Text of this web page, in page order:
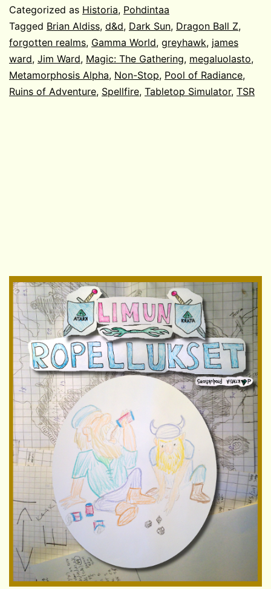
Categorized as Historia, Pohdintaa
Tagged Brian Aldiss, d&d, Dark Sun, Dragon Ball Z,
forgotten realms, Gamma World, greyhawk, james
ward, Jim Ward, Magic: The Gathering, megaluolasto,
Metamorphosis Alpha, Non-Stop, Pool of Radiance,
Ruins of Adventure, Spellfire, Tabletop Simulator, TSR